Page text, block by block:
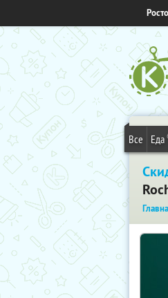
Все Еда